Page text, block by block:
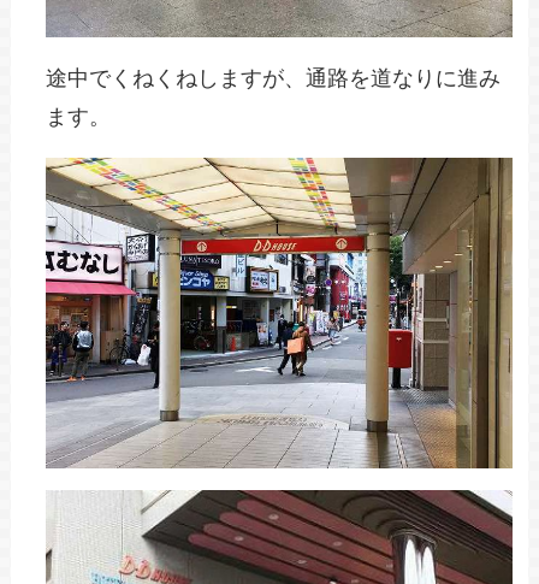
途中でくねくねしますが、通路を道なりに進み
ます。